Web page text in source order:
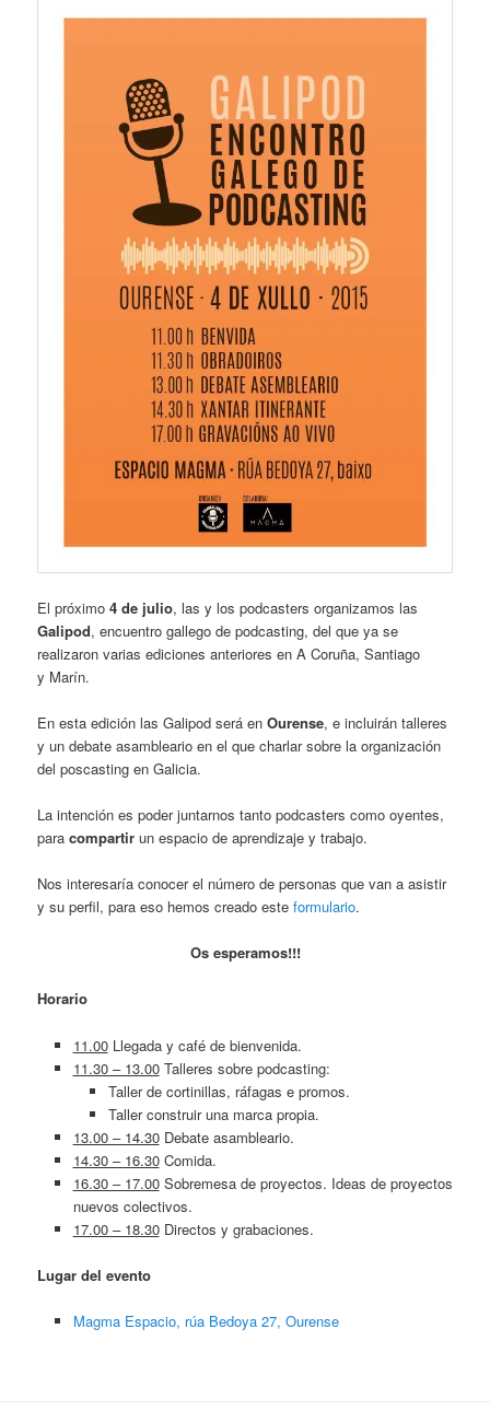
El próximo4 de julio, las y los podcasters organizamos las
Galipod, encuentro gallego de podcasting, del que ya se
realizaron varias ediciones anteriores en A Coruña, Santiago
y Marín.
En esta edición las Galipod será enOurense, e incluirán talleres
y un debate asambleario en el que charlar sobre la organización
del poscasting en Galicia.
La intención es poder juntarnos tanto podcasters como oyentes,
paracompartir un espacio de aprendizaje y trabajo.
Nos interesaría conocer el número de personas que van a asistir
y su perfil, para eso hemos creado esteformulario.
Os esperamos!!!
Horario
11.00Llegada y café de bienvenida.
11.30 – 13.00Talleres sobre podcasting:
Taller de cortinillas, ráfagas e promos.
Taller construir una marca propia.
13.00 – 14.30Debate asambleario.
14.30 – 16.30Comida.
16.30 – 17.00Sobremesa de proyectos. Ideas de proyectos
nuevos colectivos.
17.00 – 18.30Directos y grabaciones.
Lugar del evento
Magma Espacio, rúa Bedoya 27, Ourense